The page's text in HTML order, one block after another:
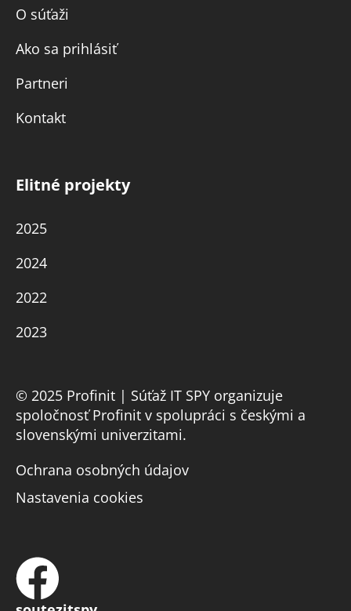
O súťaži
Ako sa prihlásiť
Partneri
Kontakt
Elitné projekty
2025
2024
2022
2023
© 2025 Profinit | Súťaž IT SPY organizuje
spoločnosť Profinit v spolupráci s českými a
slovenskými univerzitami.
Ochrana osobných údajov
Nastavenia cookies